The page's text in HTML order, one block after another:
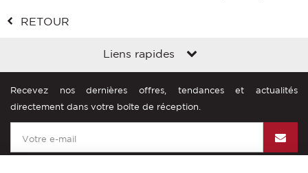
RETOUR
Liens rapides
Recevez nos dernières offres, tendances et actualités
directement dans votre boîte de réception.